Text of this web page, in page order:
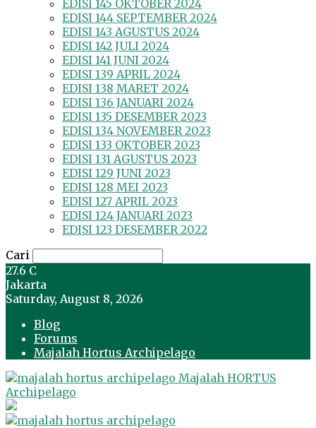
EDISI 145 OKTOBER 2024
EDISI 144 SEPTEMBER 2024
EDISI 143 AGUSTUS 2024
EDISI 142 JULI 2024
EDISI 141 JUNI 2024
EDISI 139 APRIL 2024
EDISI 138 MARET 2024
EDISI 136 JANUARI 2024
EDISI 135 DESEMBER 2023
EDISI 134 NOVEMBER 2023
EDISI 133 OKTOBER 2023
EDISI 131 AGUSTUS 2023
EDISI 129 JUNI 2023
EDISI 128 MEI 2023
EDISI 127 APRIL 2023
EDISI 124 JANUARI 2023
EDISI 123 DESEMBER 2022
Cari
27.6 C
Jakarta
Saturday, August 8, 2026
Blog
Forums
Majalah Hortus Archipelago
Majalah HORTUS
Archipelago